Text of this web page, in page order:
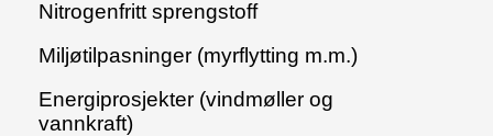
Nitrogenfritt sprengstoff
Miljøtilpasninger (myrflytting m.m.)
Energiprosjekter (vindmøller og
vannkraft)